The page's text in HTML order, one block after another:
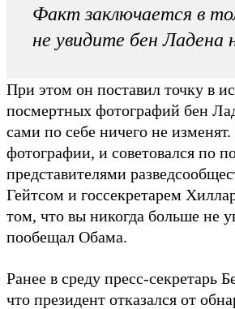
Факт заключается в
не увидите бен Ладена
При этом он поставил точку в
посмертных фотографий бен
сами по себе ничего не
фотографии, и советовался по
представителями
Гейтсом и госсекретарем
том, что вы никогда больше не
пообещал Обама.
Ранее в среду пресс-секретарь
что президент отказался от